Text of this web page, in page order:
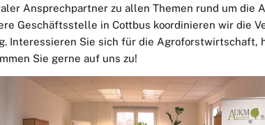
Ansprechpartner zu allen Themen rund um die
Geschäftsstelle in Cottbus koordinieren wir die
Interessieren Sie sich für die Agroforstwirtschaft,
Sie gerne auf uns zu!